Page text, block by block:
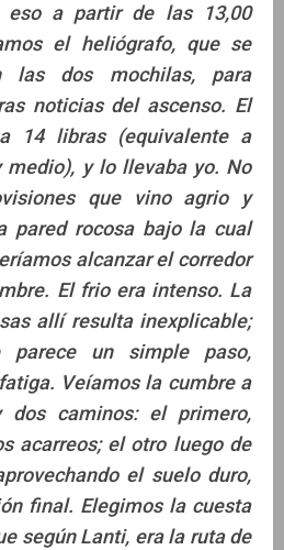
eso a partir de las 13,00
el heliógrafo, que se
las dos mochilas, para
noticias del ascenso. El
14 libras (equivalente a
y lo llevaba yo. No
que vino agrio y
pared rocosa bajo la cual
alcanzar el corredor
El frio era intenso. La
allí resulta inexplicable;
un simple paso,
Veíamos la cumbre a
caminos: el primero,
acarreos; el otro luego de
el suelo duro,
final. Elegimos la cuesta
según Lanti, era la ruta de